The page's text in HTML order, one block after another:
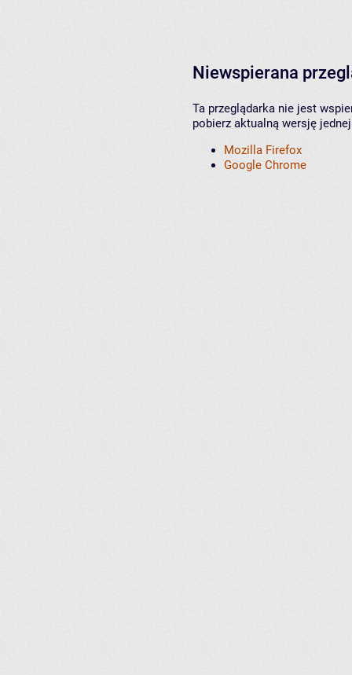
Niewspierana
Ta przeglądarka nie jest
pobierz aktualną wersję
Mozilla Firefox
Google Chrome